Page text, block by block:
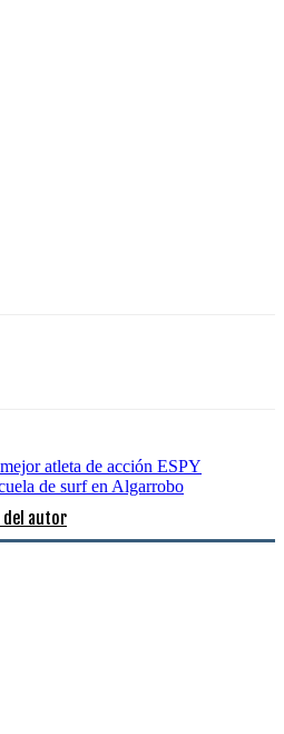
atleta de acción ESPY
de surf en Algarrobo
del autor